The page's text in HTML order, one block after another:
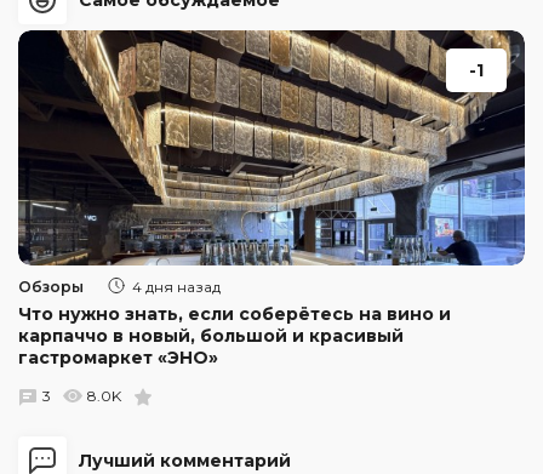
Лучший комментарий
-1
Обзоры 4 дня назад
Что нужно знать, если соберётесь на вино и
карпаччо в новый, большой и красивый
гастромаркет «ЭНО»
3 8.0K